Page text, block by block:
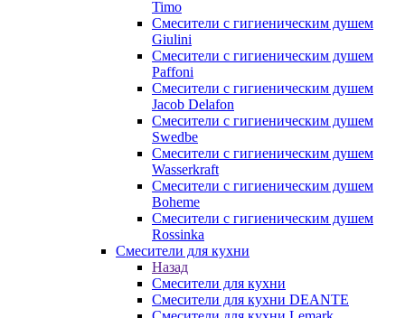
Timo
Смесители с гигиеническим душем
Giulini
Смесители с гигиеническим душем
Paffoni
Смесители с гигиеническим душем
Jacob Delafon
Смесители с гигиеническим душем
Swedbe
Смесители с гигиеническим душем
Wasserkraft
Смесители с гигиеническим душем
Boheme
Смесители с гигиеническим душем
Rossinka
Смесители для кухни
Назад
Смесители для кухни
Смесители для кухни DEANTE